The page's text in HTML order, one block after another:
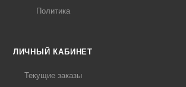
Политика
ЛИЧНЫЙ КАБИНЕТ
Текущие заказы